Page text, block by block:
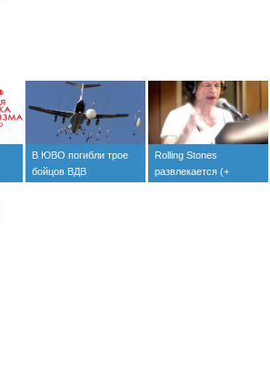
В ЮВО погибли трое
бойцов ВДВ
Rolling Stones
развлекается (+